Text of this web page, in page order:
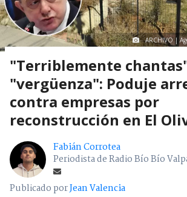
ARCHIVO |
"Terriblemente
"vergüenza": Poduje
contra empresas por
reconstrucción en El
Fabián Corrotea
Periodista de Radio Bío Bío
Publicado porJean Valencia